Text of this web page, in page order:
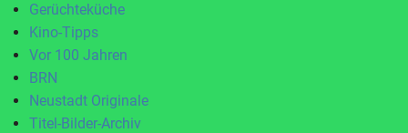
Gerüchteküche
Kino-Tipps
Vor 100 Jahren
BRN
Neustadt Originale
Titel-Bilder-Archiv